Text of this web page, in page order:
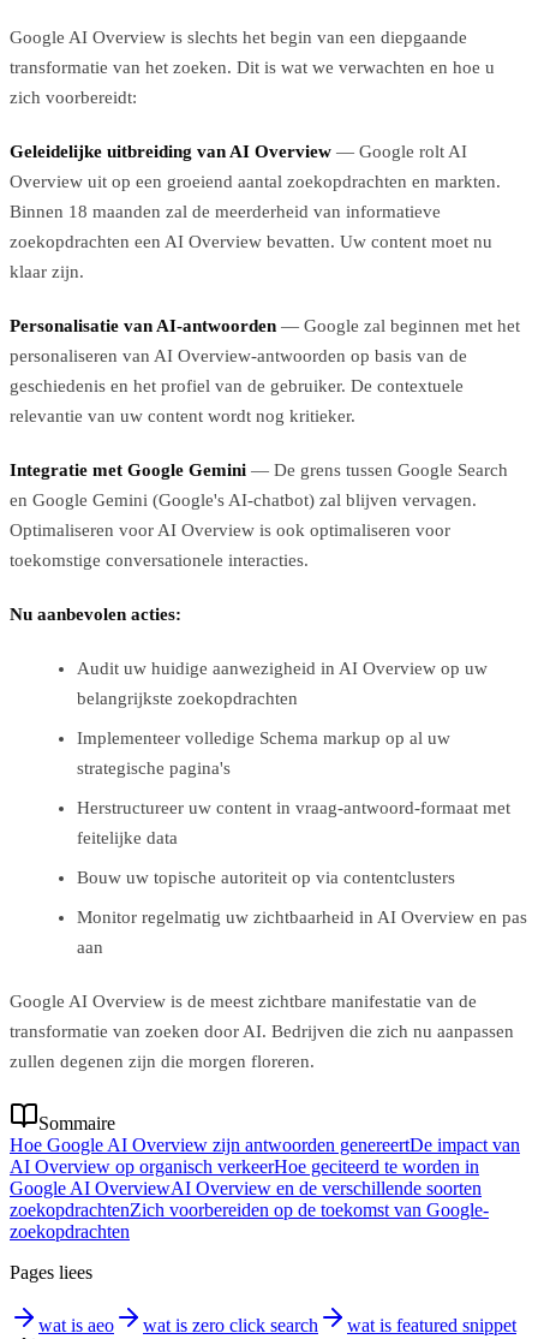
Google AI Overview is slechts het begin van een diepgaande
transformatie van het zoeken. Dit is wat we verwachten en hoe u
zich voorbereidt:
Geleidelijke uitbreiding van AI Overview — Google rolt AI
Overview uit op een groeiend aantal zoekopdrachten en markten.
Binnen 18 maanden zal de meerderheid van informatieve
zoekopdrachten een AI Overview bevatten. Uw content moet nu
klaar zijn.
Personalisatie van AI-antwoorden — Google zal beginnen met het
personaliseren van AI Overview-antwoorden op basis van de
geschiedenis en het profiel van de gebruiker. De contextuele
relevantie van uw content wordt nog kritieker.
Integratie met Google Gemini — De grens tussen Google Search
en Google Gemini (Google's AI-chatbot) zal blijven vervagen.
Optimaliseren voor AI Overview is ook optimaliseren voor
toekomstige conversationele interacties.
Nu aanbevolen acties:
Audit uw huidige aanwezigheid in AI Overview op uw
belangrijkste zoekopdrachten
Implementeer volledige Schema markup op al uw
strategische pagina's
Herstructureer uw content in vraag-antwoord-formaat met
feitelijke data
Bouw uw topische autoriteit op via contentclusters
Monitor regelmatig uw zichtbaarheid in AI Overview en pas
aan
Google AI Overview is de meest zichtbare manifestatie van de
transformatie van zoeken door AI. Bedrijven die zich nu aanpassen
zullen degenen zijn die morgen floreren.
Sommaire
Hoe Google AI Overview zijn antwoorden genereertDe impact van
AI Overview op organisch verkeerHoe geciteerd te worden in
Google AI OverviewAI Overview en de verschillende soorten
zoekopdrachtenZich voorbereiden op de toekomst van Google-
zoekopdrachten
Pages liees
wat is aeo wat is zero click search wat is featured snippet